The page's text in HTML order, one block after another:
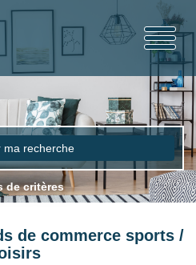
ma recherche
de critères
de commerce sports /